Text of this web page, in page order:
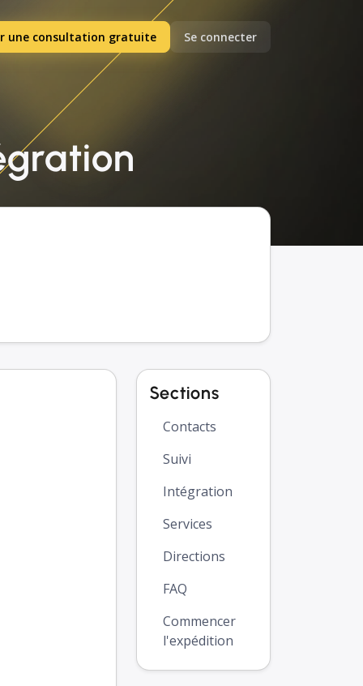
une consultation gratuite Se connecter
Sections
Contacts
Suivi
Intégration
Services
Directions
FAQ
Commencer
l'expédition